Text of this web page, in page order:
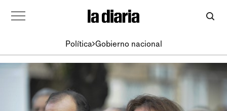
Política Gobierno nacional